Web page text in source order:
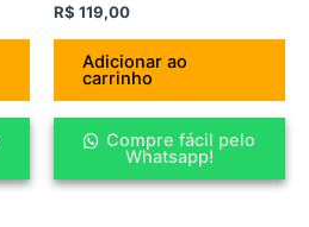
R$ 119,00
Adicionar ao
carrinho
Compre fácil pelo
Whatsapp!